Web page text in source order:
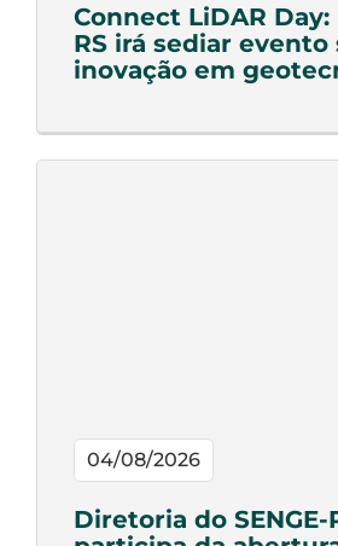
Connect LiDAR Day:
RS irá sediar evento
inovação em
04/08/2026
Diretoria do SENGE-